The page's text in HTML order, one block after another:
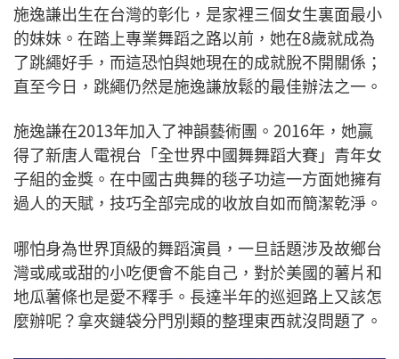
施逸謙出生在台灣的彰化，是家裡三個女生裏面最小
的妹妹。在踏上專業舞蹈之路以前，她在8歲就成為
了跳繩好手，而這恐怕與她現在的成就脫不開關係；
直至今日，跳繩仍然是施逸謙放鬆的最佳辦法之一。
施逸謙在2013年加入了神韻藝術團。2016年，她贏
得了新唐人電視台「全世界中國舞舞蹈大賽」青年女
子組的金獎。在中國古典舞的毯子功這一方面她擁有
過人的天賦，技巧全部完成的收放自如而簡潔乾淨。
哪怕身為世界頂級的舞蹈演員，一旦話題涉及故鄉台
灣或咸或甜的小吃便會不能自己，對於美國的薯片和
地瓜薯條也是愛不釋手。長達半年的巡迴路上又該怎
麼辦呢？拿夾鏈袋分門別類的整理東西就沒問題了。